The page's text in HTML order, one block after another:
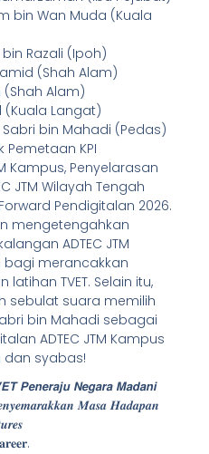
bin Wan Muda (Kuala
Razali (Ipoh)
(Shah Alam)
(Shah Alam)
(Kuala Langat)
bin Mahadi (Pedas)
KPI
Kampus, Penyelarasan
JTM Wilayah Tengah
Pendigitalan 2026.
mengetengahkan
ADTEC JTM
bagi merancakkan
TVET. Selain itu,
sebulat suara memilih
bin Mahadi sebagai
ADTEC JTM Kampus
dan syabas!
𝙋𝙚𝙣𝙚𝙧𝙖𝙟𝙪 𝙉𝙚𝙜𝙖𝙧𝙖 𝙈𝙖𝙙𝙖𝙣𝙞
𝑴𝒂𝒔𝒂 𝑯𝒂𝒅𝒂𝒑𝒂𝒏